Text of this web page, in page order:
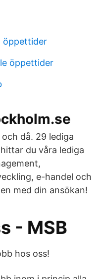
öppettider
öppettider
då. 29 lediga
du våra lediga
e-handel och
med din ansökan!
- MSB
hos oss!